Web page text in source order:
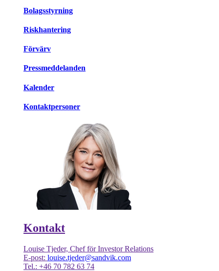
Bolagsstyrning
Riskhantering
Förvärv
Pressmeddelanden
Kalender
Kontaktpersoner
Kontakt
Louise Tjeder, Chef för Investor Relations
E-post: louise.tjeder@sandvik.com
Tel.: +46 70 782 63 74